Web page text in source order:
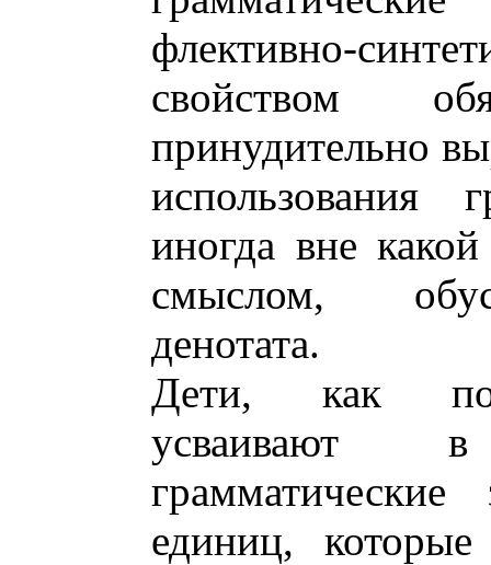
флективно-
свойством
принудительно
использования
иногда вне
смыслом,
денотата.
Дети, как
усваивают
единиц,